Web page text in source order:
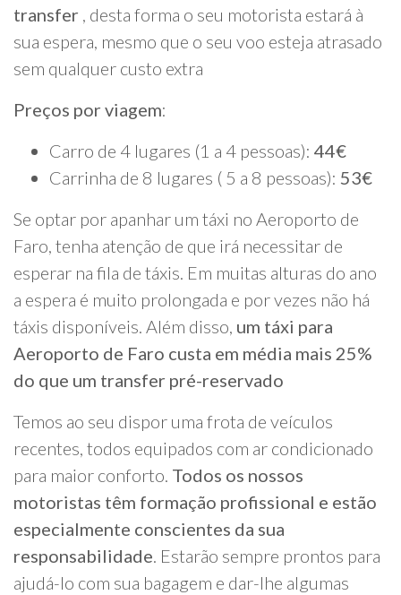
transfer , desta forma o seu motorista estará à
sua espera, mesmo que o seu voo esteja atrasado
sem qualquer custo extra
Preços por viagem:
Carro de 4 lugares (1 a 4 pessoas): 44€
Carrinha de 8 lugares ( 5 a 8 pessoas): 53€
Se optar por apanhar um táxi no Aeroporto de
Faro, tenha atenção de que irá necessitar de
esperar na fila de táxis. Em muitas alturas do ano
a espera é muito prolongada e por vezes não há
táxis disponíveis. Além disso, um táxi para
Aeroporto de Faro custa em média mais 25%
do que um transfer pré-reservado
Temos ao seu dispor uma frota de veículos
recentes, todos equipados com ar condicionado
para maior conforto. Todos os nossos
motoristas têm formação profissional e estão
especialmente conscientes da sua
responsabilidade. Estarão sempre prontos para
ajudá-lo com sua bagagem e dar-lhe algumas